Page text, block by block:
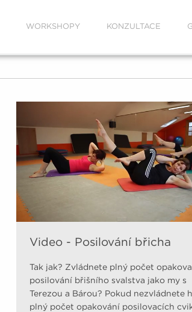
WORKSHOPY KONZULTACE
Video - Posilování břicha
Tak jak? Zvládnete plný počet
posilování břišního svalstva jako my s
Terezou a Bárou? Pokud nezvládnete
plný počet opakování posilovacích